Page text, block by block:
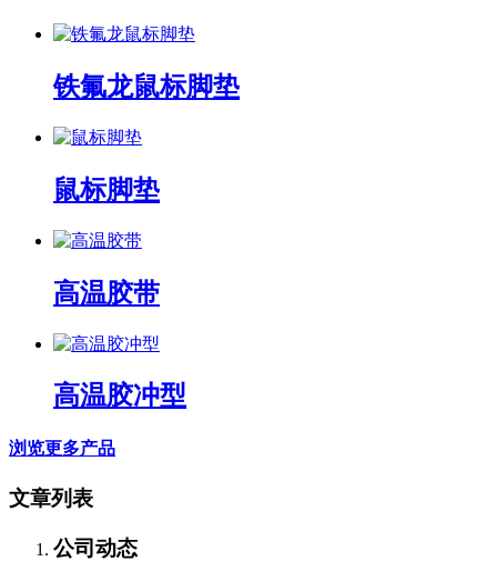
铁氟龙鼠标脚垫
鼠标脚垫
高温胶带
高温胶冲型
浏览更多产品
文章列表
公司动态